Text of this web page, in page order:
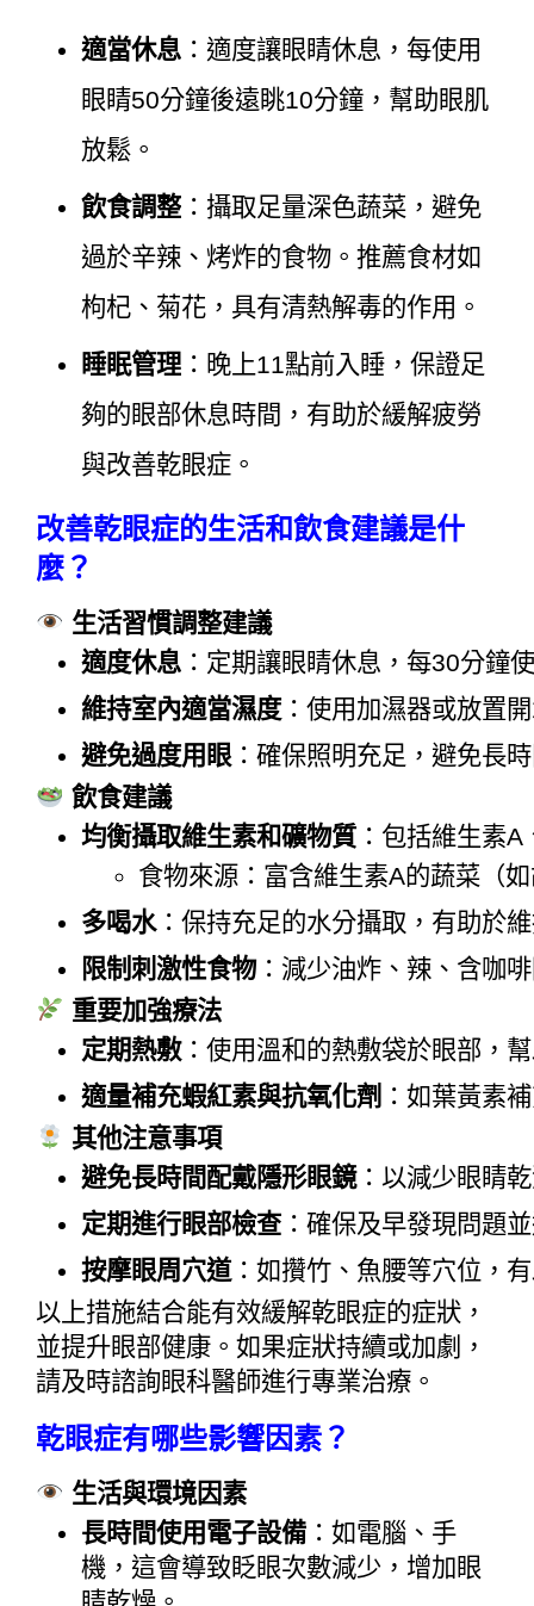
適當休息：適度讓眼睛休息，每使用
眼睛50分鐘後遠眺10分鐘，幫助眼肌
放鬆。
飲食調整：攝取足量深色蔬菜，避免
過於辛辣、烤炸的食物。推薦食材如
枸杞、菊花，具有清熱解毒的作用。
睡眠管理：晚上11點前入睡，保證足
夠的眼部休息時間，有助於緩解疲勞
與改善乾眼症。
改善乾眼症的生活和飲食建議是什
麼？
生活習慣調整建議
適度休息：定期讓眼睛休息，每30分鐘
維持室內適當濕度：使用加濕器或放置
避免過度用眼：確保照明充足，避免長
飲食建議
均衡攝取維生素和礦物質：包括維生素A
食物來源：富含維生素A的蔬菜（
多喝水：保持充足的水分攝取，有助於
限制刺激性食物：減少油炸、辣、含咖
重要加強療法
定期熱敷：使用溫和的熱敷袋於眼部，
適量補充蝦紅素與抗氧化劑 ：如葉黃素
其他注意事項
避免長時間配戴隱形眼鏡：以減少眼睛
定期進行眼部檢查：確保及早發現問題
按摩眼周穴道：如攢竹、魚腰等穴位，
以上措施結合能有效緩解乾眼症的症狀，
並提升眼部健康。如果症狀持續或加劇，
請及時諮詢眼科醫師進行專業治療。
乾眼症有哪些影響因素？
生活與環境因素
長時間使用電子設備：如電腦、手
機，這會導致眨眼次數減少，增加眼